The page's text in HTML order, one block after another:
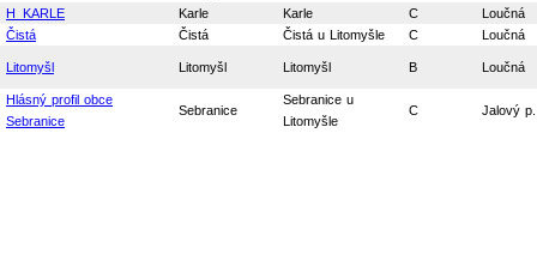
H_KARLE Karle Karle C
Loučná
Čistá
Čistá Čistá u Litomyšle C Loučná
Litomyšl Litomyšl Litomyšl B Loučná
Hlásný profil obce
Sebranice
Sebranice
Sebranice u
Litomyšle
C Jalový p.